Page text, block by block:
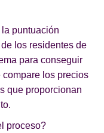
puntuación
los residentes de
para conseguir
los precios
que proporcionan
proceso?